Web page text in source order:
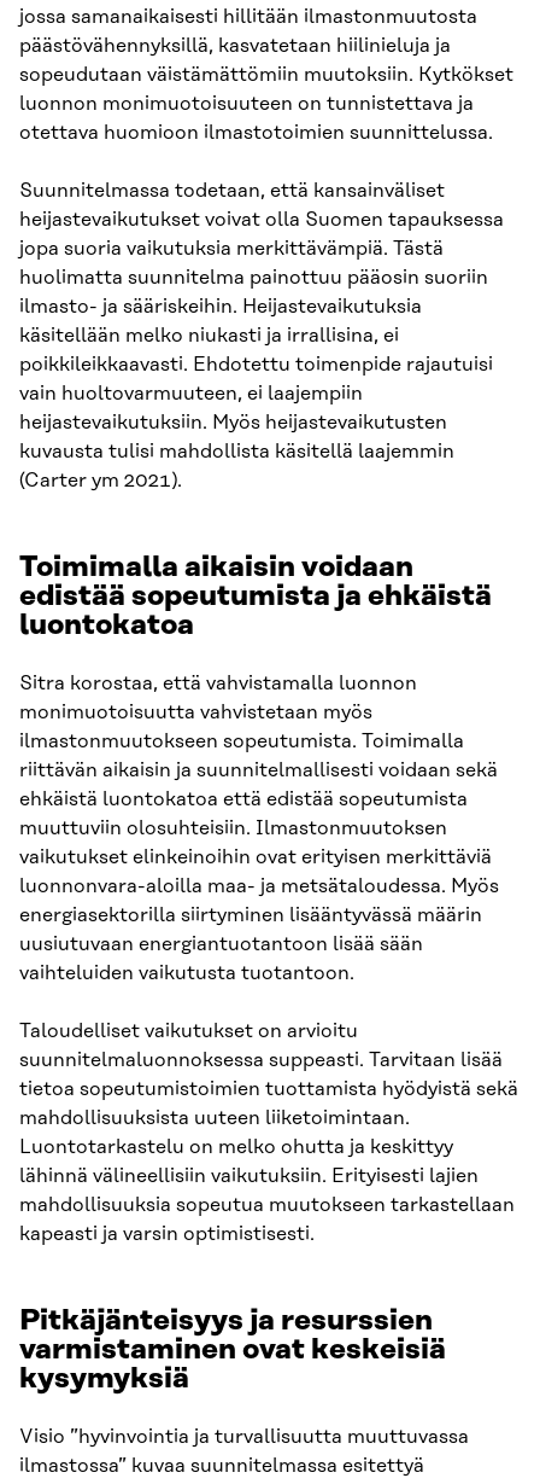
jossa samanaikaisesti hillitään ilmastonmuutosta
päästövähennyksillä, kasvatetaan hiilinieluja ja
sopeudutaan väistämättömiin muutoksiin. Kytkökset
luonnon monimuotoisuuteen on tunnistettava ja
otettava huomioon ilmastotoimien suunnittelussa.
Suunnitelmassa todetaan, että kansainväliset
heijastevaikutukset voivat olla Suomen tapauksessa
jopa suoria vaikutuksia merkittävämpiä. Tästä
huolimatta suunnitelma painottuu pääosin suoriin
ilmasto- ja sääriskeihin. Heijastevaikutuksia
käsitellään melko niukasti ja irrallisina, ei
poikkileikkaavasti. Ehdotettu toimenpide rajautuisi
vain huoltovarmuuteen, ei laajempiin
heijastevaikutuksiin. Myös heijastevaikutusten
kuvausta tulisi mahdollista käsitellä laajemmin
(Carter ym 2021).
Toimimalla aikaisin voidaan
edistää sopeutumista ja ehkäistä
luontokatoa
Sitra korostaa, että vahvistamalla luonnon
monimuotoisuutta vahvistetaan myös
ilmastonmuutokseen sopeutumista. Toimimalla
riittävän aikaisin ja suunnitelmallisesti voidaan sekä
ehkäistä luontokatoa että edistää sopeutumista
muuttuviin olosuhteisiin. Ilmastonmuutoksen
vaikutukset elinkeinoihin ovat erityisen merkittäviä
luonnonvara-aloilla maa- ja metsätaloudessa. Myös
energiasektorilla siirtyminen lisääntyvässä määrin
uusiutuvaan energiantuotantoon lisää sään
vaihteluiden vaikutusta tuotantoon.
Taloudelliset vaikutukset on arvioitu
suunnitelmaluonnoksessa suppeasti. Tarvitaan lisää
tietoa sopeutumistoimien tuottamista hyödyistä sekä
mahdollisuuksista uuteen liiketoimintaan.
Luontotarkastelu on melko ohutta ja keskittyy
lähinnä välineellisiin vaikutuksiin. Erityisesti lajien
mahdollisuuksia sopeutua muutokseen tarkastellaan
kapeasti ja varsin optimistisesti.
Pitkäjänteisyys ja resurssien
varmistaminen ovat keskeisiä
kysymyksiä
Visio ”hyvinvointia ja turvallisuutta muuttuvassa
ilmastossa” kuvaa suunnitelmassa esitettyä